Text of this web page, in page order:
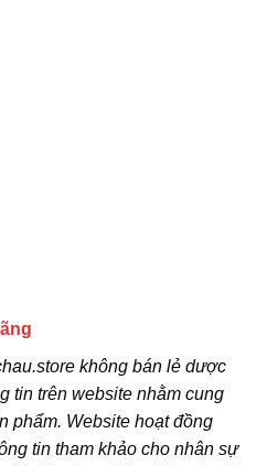
không bán lẻ dược
tin trên website nhằm cung
phẩm. Website hoạt đồng
tin tham khảo cho nhân sự